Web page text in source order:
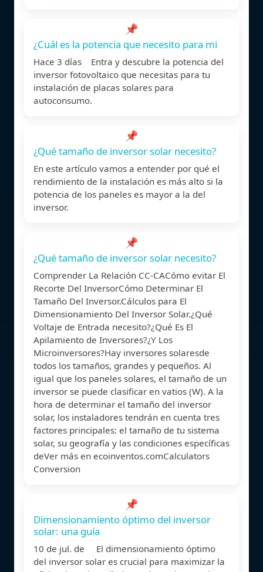
📌
¿Cuál es la potencia que necesito para mi
Hace 3 días Entra y descubre la potencia del
inversor fotovoltaico que necesitas para tu
instalación de placas solares para
autoconsumo.
📌
¿Qué tamaño de inversor solar necesito?
En este artículo vamos a entender por qué el
rendimiento de la instalación es más alto si la
potencia de los paneles es mayor a la del
inversor.
📌
¿Qué tamaño de inversor solar necesito?
Comprender La Relación CC-CACómo evitar El
Recorte Del InversorCómo Determinar El
Tamaño Del Inversor.Cálculos para El
Dimensionamiento Del Inversor Solar.¿Qué
Voltaje de Entrada necesito?¿Qué Es El
Apilamiento de Inversores?¿Y Los
Microinversores?Hay inversores solaresde
todos los tamaños, grandes y pequeños. Al
igual que los paneles solares, el tamaño de un
inversor se puede clasificar en vatios (W). A la
hora de determinar el tamaño del inversor
solar, los instaladores tendrán en cuenta tres
factores principales: el tamaño de tu sistema
solar, su geografía y las condiciones específicas
deVer más en ecoinventos.comCalculators
Conversion
📌
Dimensionamiento óptimo del inversor
solar: una guía
10 de jul. de El dimensionamiento óptimo
del inversor solar es crucial para maximizar la